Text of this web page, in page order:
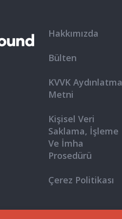
Hakkımızda
Bülten
KVVK Aydınlatma
Metni
Kişisel Veri
Saklama, İşleme
Ve İmha
Prosedürü
Çerez Politikası